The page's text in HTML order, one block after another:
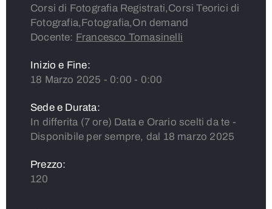
Corsi di Fotografia Registrati,Corsi Teorici di
Fotografia,Fotografia,On demand
Docente: Francesco Tomasinelli
Inizio e Fine:
18 Marzo 2025 - 0:00 - 0:00
Sede e Durata:
In differita (7 ore) Data e Orario scelti da te -
Disponibile per sempre, dal 18 marzo 2025
Prezzo:
120